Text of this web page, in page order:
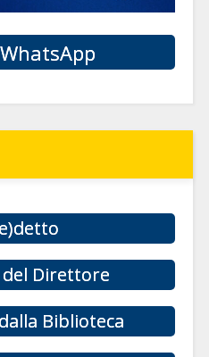
del Direttore
Biblioteca